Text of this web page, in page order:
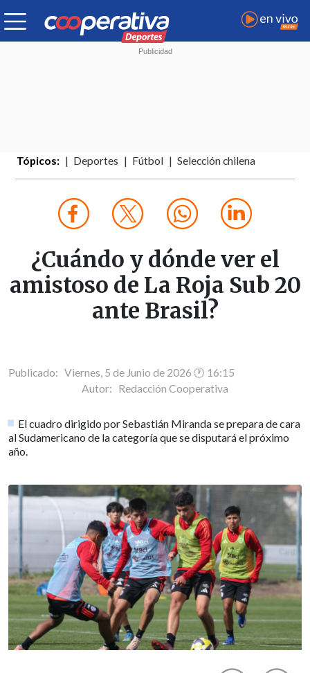
Tópicos: Deportes Fútbol Selección chilena
¿Cuándo y dónde ver el
amistoso de La Roja Sub 20
ante Brasil?
Publicado: Viernes, 5 de Junio de 2026 🕐 16:15
Autor: Redacción Cooperativa
El cuadro dirigido por Sebastián Miranda se prepara de cara
al Sudamericano de la categoría que se disputará el próximo
año.